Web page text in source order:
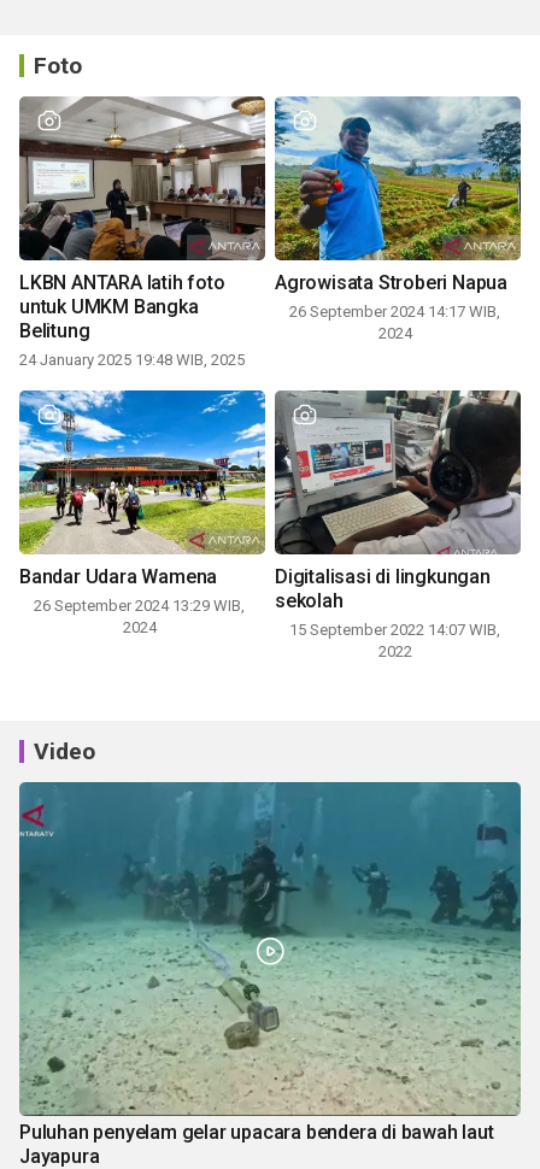
Foto
LKBN ANTARA latih foto
untuk UMKM Bangka
Belitung
24 January 2025 19:48 WIB, 2025
Agrowisata Stroberi Napua
26 September 2024 14:17 WIB,
2024
Bandar Udara Wamena
26 September 2024 13:29 WIB,
2024
Digitalisasi di lingkungan
sekolah
15 September 2022 14:07 WIB,
2022
Video
Puluhan penyelam gelar upacara bendera di bawah laut
Jayapura